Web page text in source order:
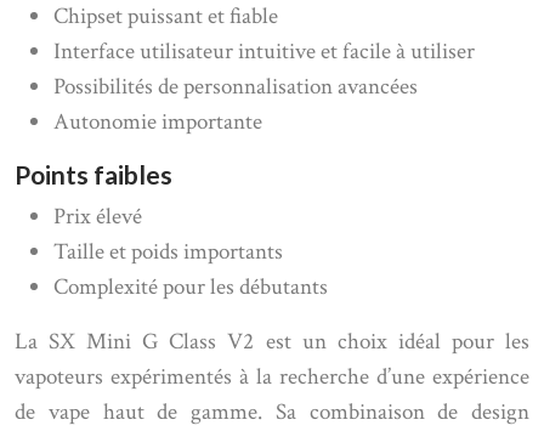
Chipset puissant et fiable
Interface utilisateur intuitive et facile à utiliser
Possibilités de personnalisation avancées
Autonomie importante
Points faibles
Prix élevé
Taille et poids importants
Complexité pour les débutants
La SX Mini G Class V2 est un choix idéal pour les
vapoteurs expérimentés à la recherche d’une expérience
de vape haut de gamme. Sa combinaison de design